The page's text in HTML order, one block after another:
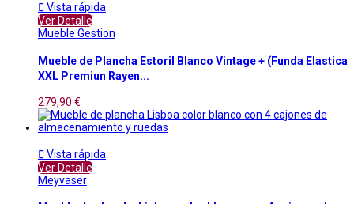
 Vista rápida
Ver Detalle
Mueble Gestion
Mueble de Plancha Estoril Blanco Vintage + (Funda Elastica
XXL Premiun Rayen...
279,90 €
 Vista rápida
Ver Detalle
Meyvaser